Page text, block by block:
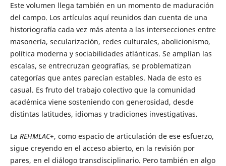
Este volumen llega también en un momento de maduración
del campo. Los artículos aquí reunidos dan cuenta de una
historiografía cada vez más atenta a las intersecciones entre
masonería, secularización, redes culturales, abolicionismo,
política moderna y sociabilidades atlánticas. Se amplían las
escalas, se entrecruzan geografías, se problematizan
categorías que antes parecían estables. Nada de esto es
casual. Es fruto del trabajo colectivo que la comunidad
académica viene sosteniendo con generosidad, desde
distintas latitudes, idiomas y tradiciones investigativas.
La REHMLAC+, como espacio de articulación de ese esfuerzo,
sigue creyendo en el acceso abierto, en la revisión por
pares, en el diálogo transdisciplinario. Pero también en algo